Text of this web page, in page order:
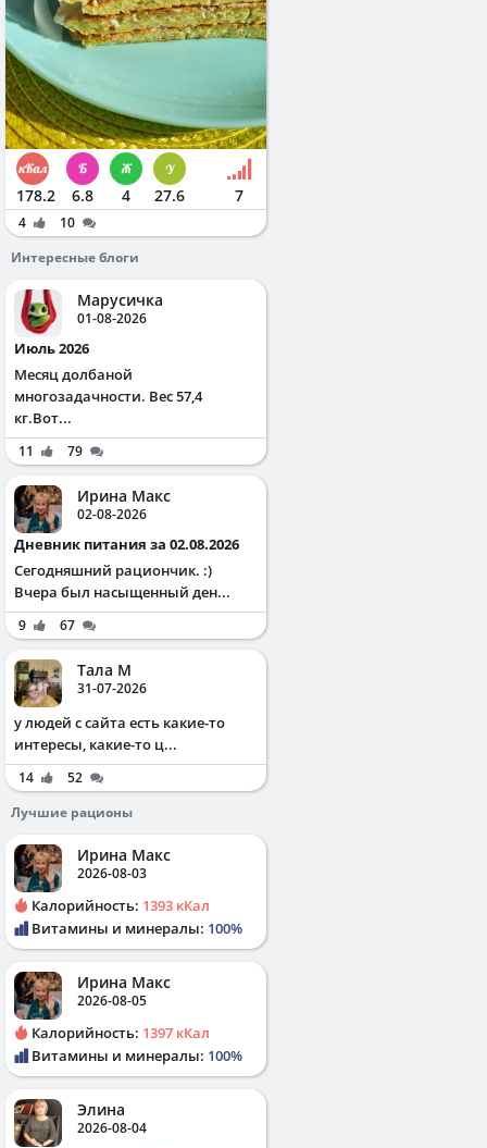
178.2 6.8 4 27.6 7
4
10
Интересные блоги
Марусичка
01-08-2026
Июль 2026
Месяц долбаной
многозадачности. Вес 57,4
кг.Вот...
11 79
Ирина Макс
02-08-2026
Дневник питания за 02.08.2026
Сегодняшний рациончик. :)
Вчера был насыщенный ден...
9 67
Тала М
31-07-2026
у людей с сайта есть какие-то
интересы, какие-то ц...
14
52
Лучшие рационы
Ирина Макс
2026-08-03
Калорийность: 1393 кКал
Витамины и минералы: 100%
Ирина Макс
2026-08-05
Калорийность: 1397 кКал
Витамины и минералы: 100%
Элина
2026-08-04